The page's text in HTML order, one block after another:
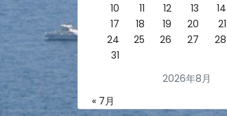
2026年8月
10
11 12 13 14
17
18 19 20 21
24
25 26 27 28
31
« 7月